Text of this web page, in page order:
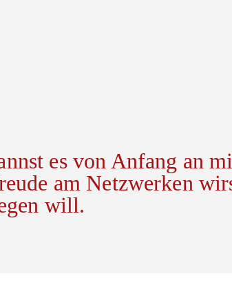
es von Anfang an
am Netzwerken
will.